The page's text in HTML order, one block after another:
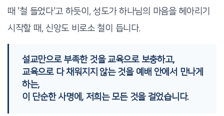
때 '철 들었다'고 하듯이, 성도가 하나님의 마음을 헤아리기
시작할 때, 신앙도 비로소 철이 듭니다.
설교만으로 부족한 것을 교육으로 보충하고,
교육으로 다 채워지지 않는 것을 예배 안에서 만나게
하는,
이 단순한 사명에, 저희는 모든 것을 걸었습니다.